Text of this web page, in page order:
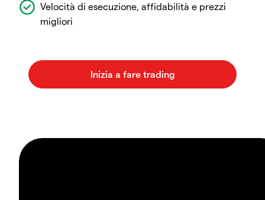
Velocità di esecuzione, affidabilità e prezzi
migliori